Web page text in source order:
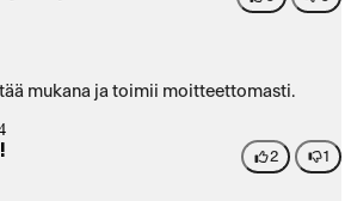
mukana ja toimii moitteettomasti.
2 1